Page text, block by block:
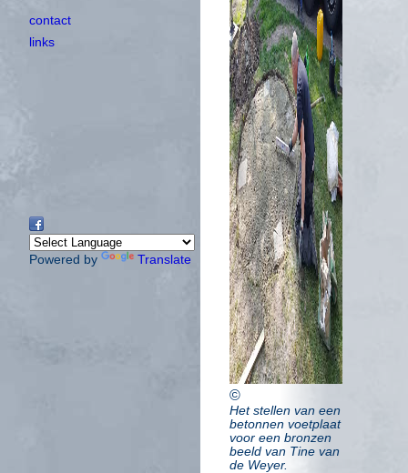
contact
links
Powered by Translate
©
Het stellen van een
betonnen voetplaat
voor een bronzen
beeld van Tine van
de Weyer.